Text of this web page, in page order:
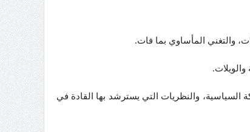
والتغني المأساوي بما فات.
السياسية، والنظريات التي يسترشد بها القادة في